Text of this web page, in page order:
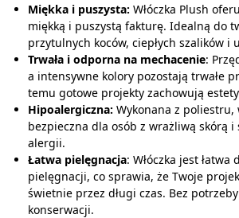
Miękka i puszysta: Włóczka Plush
miękką i puszystą fakturę. Idealną do
przytulnych koców, ciepłych szalików i
Trwała i odporna na mechacenie:
a intensywne kolory pozostają trwałe
temu gotowe projekty zachowują
Hipoalergiczna: Wykonana z poliestru,
bezpieczna dla osób z wrażliwą skórą i
alergii.
Łatwa pielęgnacja: Włóczka jest łatwa
pielęgnacji, co sprawia, że Twoje
świetnie przez długi czas. Bez
konserwacji.